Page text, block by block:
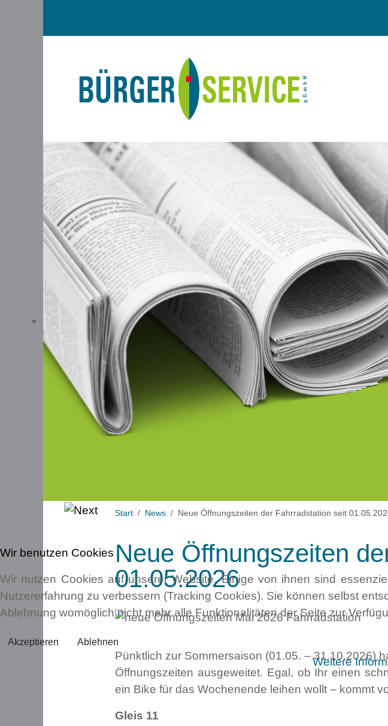
Start News Neue Öffnungszeiten der Fahrradstation seit
Neue Öffnungszeiten
01.05.2026
Pünktlich zur Sommersaison (01.05. – 31.10.2026)
Öffnungszeiten ausgeweitet. Egal, ob Ihr einen
ein Bike für das Wochenende leihen wollt – kommt
Gleis 11
Wir benutzen Cookies
Wir nutzen Cookies auf unserer Website. Einige von ihnen sind
Nutzererfahrung zu verbessern (Tracking Cookies). Sie können selbst
Ablehnung womöglich nicht mehr alle Funktionalitäten der Seite zur
Akzeptieren Ablehnen
Weitere